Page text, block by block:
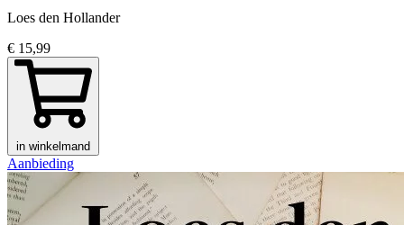
Loes den Hollander
€ 15,99
in winkelmand
Aanbieding